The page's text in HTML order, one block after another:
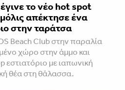
το νέο hot spot
απέκτησε ένα
στην ταράτσα
Beach Club στην παραλία
χώρο στην άμμο και
εστιατόριο με ιαπωνική
θέα στη θάλασσα.